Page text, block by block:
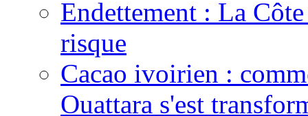
Endettement : La
risque
Cacao ivoirien :
Ouattara s'est